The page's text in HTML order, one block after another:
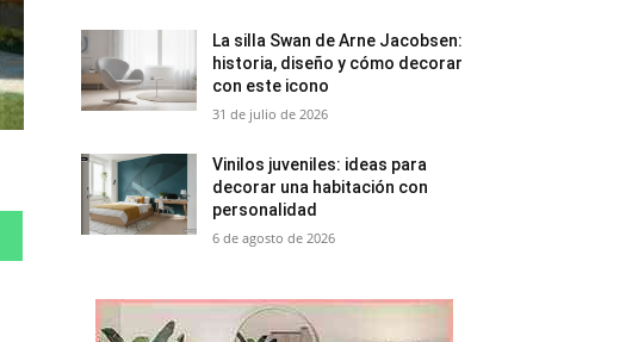
La silla Swan de Arne Jacobsen:
historia, diseño y cómo decorar
con este icono
31 de julio de 2026
Vinilos juveniles: ideas para
decorar una habitación con
personalidad
6 de agosto de 2026